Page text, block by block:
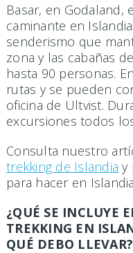
Basar, en Godaland,
caminante en
senderismo que
zona y las cabañas
hasta 90 personas.
rutas y se pueden
oficina de Ultvist.
excursiones todos
Consulta nuestro
trekking de Islandia y
para hacer en
¿QUÉ SE INCLUYE
TREKKING EN
QUÉ DEBO LLEVAR?